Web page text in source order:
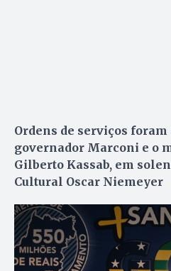
Ordens de serviços
governador Marconi e o
Gilberto Kassab, em
Cultural Oscar Niemeyer